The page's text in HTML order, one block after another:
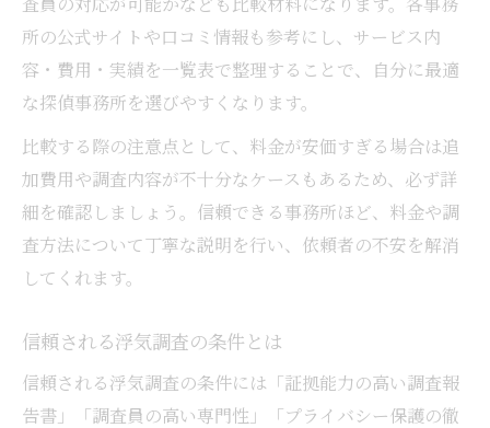
所の公式サイトや口コミ情報も参考にし、サービス内
容・費用・実績を一覧表で整理することで、自分に最適
な探偵事務所を選びやすくなります。
比較する際の注意点として、料金が安価すぎる場合は追
加費用や調査内容が不十分なケースもあるため、必ず詳
細を確認しましょう。信頼できる事務所ほど、料金や調
査方法について丁寧な説明を行い、依頼者の不安を解消
してくれます。
信頼される浮気調査の条件とは
信頼される浮気調査の条件には「証拠能力の高い調査報
告書」「調査員の高い専門性」「プライバシー保護の徹